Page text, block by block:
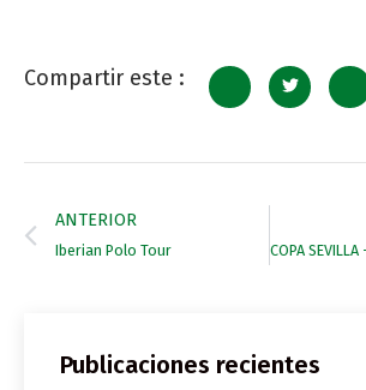
Compartir este :
ANTERIOR
Iberian Polo Tour
Publicaciones recientes